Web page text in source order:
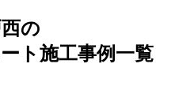
の
ト施工事例一覧